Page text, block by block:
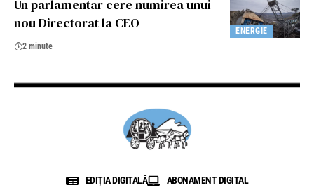
ENERGIE
Un parlamentar cere numirea unui
nou Directorat la CEO
2 minute
EDIȚIA DIGITALĂ
ABONAMENT DIGITAL